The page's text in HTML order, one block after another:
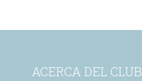
ACERCA DEL CLUB